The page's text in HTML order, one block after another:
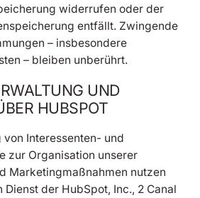
widerrufen oder der
entfällt. Zwingende
– insbesondere
– bleiben unberührt.
UND
HUBSPOT
von Interessenten- und
zur Organisation unserer
Marketingmaßnahmen nutzen
der HubSpot, Inc., 2 Canal